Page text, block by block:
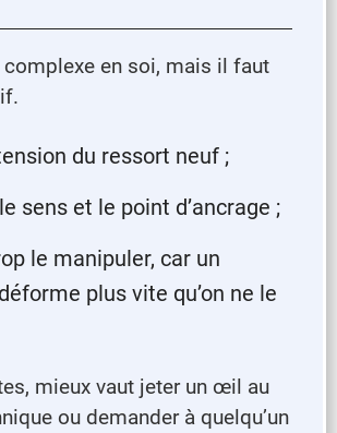
complexe en soi, mais il faut
du ressort neuf ;
sens et le point d’ancrage ;
le manipuler, car un
plus vite qu’on ne le
mieux vaut jeter un œil au
ou demander à quelqu’un